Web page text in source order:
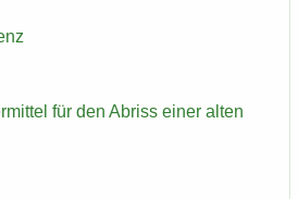
für den Ab­riss einer alten